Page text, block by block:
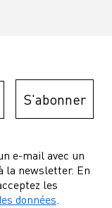
S'abonner
e-mail avec un
la newsletter. En
les
données